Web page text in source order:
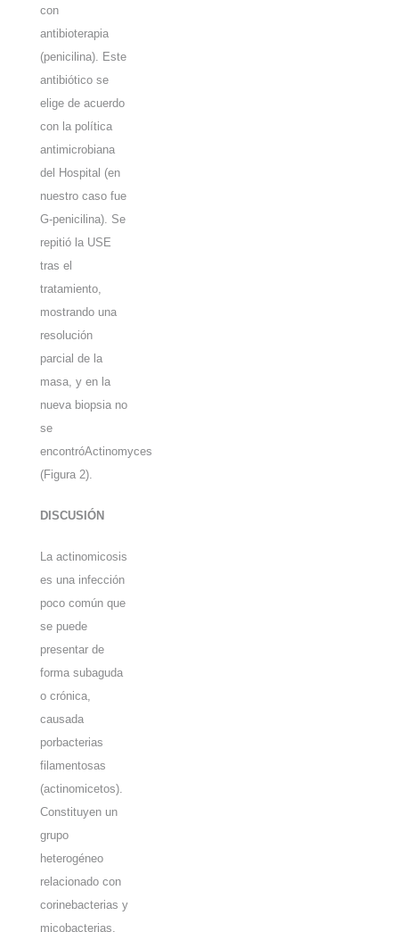
con
antibioterapia
(penicilina). Este
antibiótico se
elige de acuerdo
con la política
antimicrobiana
del Hospital (en
nuestro caso fue
G-penicilina). Se
repitió la USE
tras el
tratamiento,
mostrando una
resolución
parcial de la
masa, y en la
nueva biopsia no
se
encontróActinomyces
(Figura 2).
DISCUSIÓN
La actinomicosis
es una infección
poco común que
se puede
presentar de
forma subaguda
o crónica,
causada
porbacterias
filamentosas
(actinomicetos).
Constituyen un
grupo
heterogéneo
relacionado con
corinebacterias y
micobacterias,